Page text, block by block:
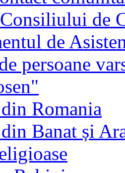
de
de
persoane
Romania
Banat și